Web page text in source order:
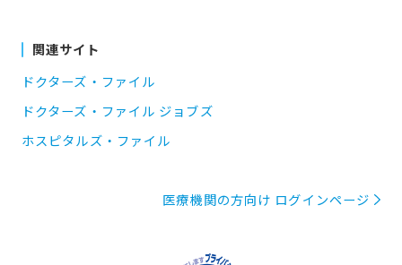
関連サイト
ドクターズ・ファイル
ドクターズ・ファイル ジョブズ
ホスピタルズ・ファイル
医療機関の方向け ログインページ